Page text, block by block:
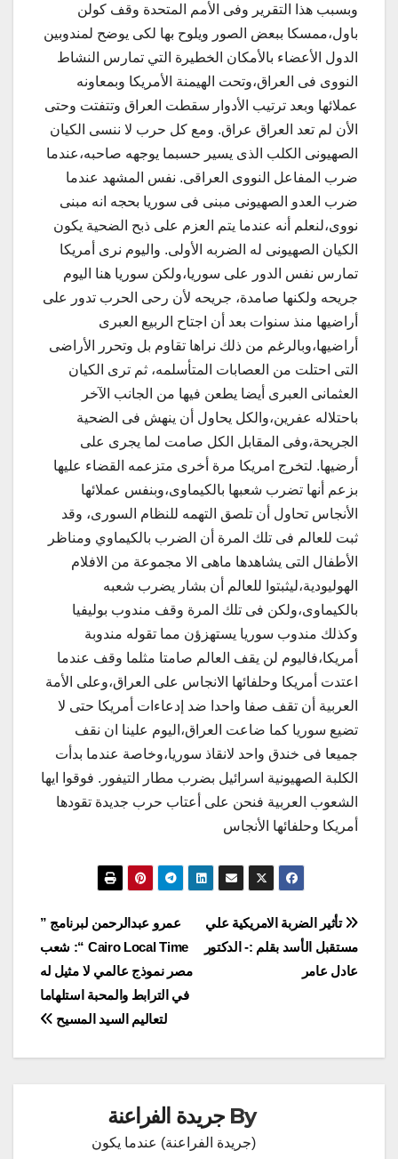
وبسبب هذا التقرير وفى الأمم المتحدة وقف كولن
باول،ممسكا ببعض الصور ويلوح بها لكى يوضح لمندوبين
الدول الأعضاء بالأمكان الخطيرة التي تمارس النشاط
النووى فى العراق،وتحت الهيمنة الأمريكا وبمعاونه
عملائها وبعد ترتيب الأدوار سقطت العراق وتتفتت وحتى
الأن لم تعد العراق عراق. ومع كل حرب لا ننسى الكيان
الصهيونى الكلب الذى يسير حسبما يوجهه صاحبه،عندما
ضرب المفاعل النووى العراقى. نفس المشهد عندما
ضرب العدو الصهيونى مبنى فى سوريا بحجه انه مبنى
نووى،لنعلم أنه عندما يتم العزم على ذبح الضحية يكون
الكيان الصهيونى له الضربه الأولى. واليوم نرى أمريكا
تمارس نفس الدور على سوريا،ولكن سوريا هنا اليوم
جريحه ولكنها صامدة، جريحه لأن رحى الحرب تدور على
أراضيها منذ سنوات بعد أن اجتاح الربيع العبرى
أراضيها،وبالرغم من ذلك نراها تقاوم بل وتحرر الأراضى
التى احتلت من العصابات المتأسلمه، ثم ترى الكيان
العثمانى العبرى أيضا يطعن فيها من الجانب الآخر
باحتلاله عفرين،والكل يحاول أن ينهش فى الضحية
الجريحة،وفى المقابل الكل صامت لما يجرى على
أرضيها. لتخرج امريكا مرة أخرى متزعمه القضاء عليها
بزعم أنها تضرب شعبها بالكيماوى،وبنفس عملائها
الأنجاس تحاول أن تلصق التهمه للنظام السورى، وقد
ثبت للعالم فى تلك المرة أن الضرب بالكيماوي ومناظر
الأطفال التى يشاهدها ماهى الا مجموعة من الافلام
الهوليودية،ليثبتوا للعالم أن بشار يضرب شعبه
بالكيماوى،ولكن فى تلك المرة وقف مندوب بوليفيا
وكذلك مندوب سوريا يستهزؤن مما تقوله مندوبة
أمريكا،فاليوم لن يقف العالم صامتا مثلما وقف عندما
اعتدت أمريكا وحلفائها الانجاس على العراق،وعلى الأمة
العربية أن تقف صفا واحدا ضد إدعاءات أمريكا حتى لا
تضيع سوريا كما ضاعت العراق،اليوم علينا ان نقف
جميعا فى خندق واحد لانقاذ سوريا،وخاصة عندما بدأت
الكلبة الصهيونية اسرائيل بضرب مطار التيفور. فوقوا ايها
الشعوب العربية فنحن على أعتاب حرب جديدة تقودها
أمريكا وحلفائها الأنجاس
تصفّح
المقالات
عمرو عبدالرحمن لبرنامج ”
Cairo Local Time “: شعب
مصر نموذج عالمي لا مثيل له
في الترابط والمحبة استلهاما
لتعاليم السيد المسيح
تأثير الضربة الامريكية علي
مستقبل الأسد بقلم :- الدكتور
عادل عامر
By جريدة الفراعنة
(جريدة الفراعنة) عندما يكون